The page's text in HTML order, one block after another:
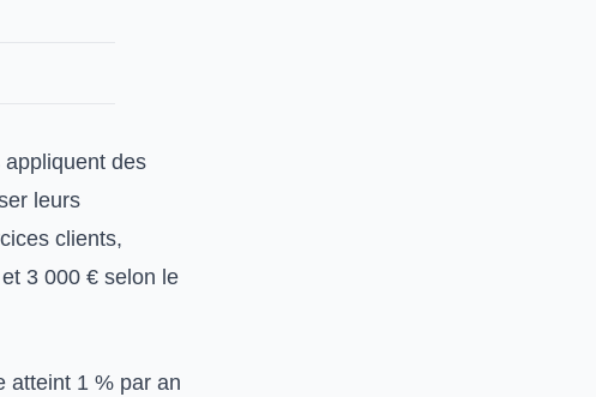
des
leurs
clients,
3 000 € selon le
atteint 1 % par an